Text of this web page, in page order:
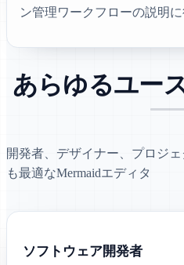
ン管理ワークフローの説明に
あらゆるユー
開発者、デザイナー、プロジ
も最適なMermaidエディタ
ソフトウェア開発者